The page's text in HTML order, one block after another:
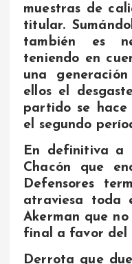
muestras de
titular.
también es
teniendo en
una
ellos el
partido se
el segundo
En definitiva a
Chacón que
Defensores
atraviesa toda
Akerman que
final a favor del
Derrota que